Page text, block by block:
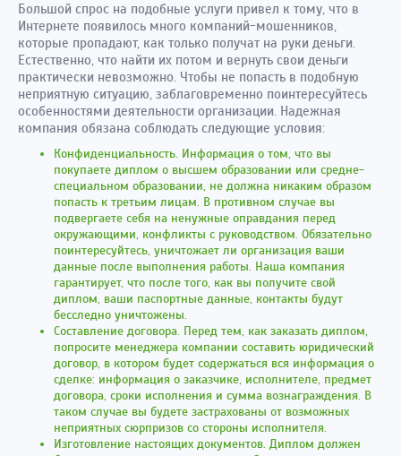
Большой спрос на подобные услуги привел к тому, что в
Интернете появилось много компаний-мошенников,
которые пропадают, как только получат на руки деньги.
Естественно, что найти их потом и вернуть свои деньги
практически невозможно. Чтобы не попасть в подобную
неприятную ситуацию, заблаговременно поинтересуйтесь
особенностями деятельности организации. Надежная
компания обязана соблюдать следующие условия:
Конфиденциальность. Информация о том, что вы
покупаете диплом о высшем образовании или средне-
специальном образовании, не должна никаким образом
попасть к третьим лицам. В противном случае вы
подвергаете себя на ненужные оправдания перед
окружающими, конфликты с руководством. Обязательно
поинтересуйтесь, уничтожает ли организация ваши
данные после выполнения работы. Наша компания
гарантирует, что после того, как вы получите свой
диплом, ваши паспортные данные, контакты будут
бесследно уничтожены.
Составление договора. Перед тем, как заказать диплом,
попросите менеджера компании составить юридический
договор, в котором будет содержаться вся информация о
сделке: информация о заказчике, исполнителе, предмет
договора, сроки исполнения и сумма вознаграждения. В
таком случае вы будете застрахованы от возможных
неприятных сюрпризов со стороны исполнителя.
Изготовление настоящих документов. Диплом должен